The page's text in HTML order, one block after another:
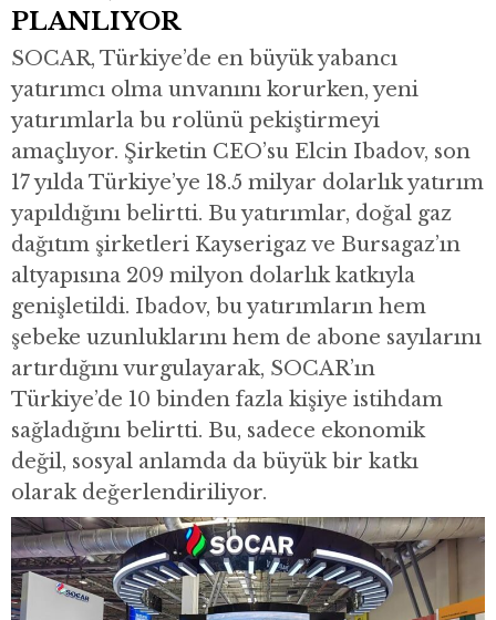
PLANLIYOR
SOCAR, Türkiye’de en büyük yabancı
yatırımcı olma unvanını korurken, yeni
yatırımlarla bu rolünü pekiştirmeyi
amaçlıyor. Şirketin CEO’su Elcin Ibadov, son
17 yılda Türkiye’ye 18.5 milyar dolarlık yatırım
yapıldığını belirtti. Bu yatırımlar, doğal gaz
dağıtım şirketleri Kayserigaz ve Bursagaz’ın
altyapısına 209 milyon dolarlık katkıyla
genişletildi. Ibadov, bu yatırımların hem
şebeke uzunluklarını hem de abone sayılarını
artırdığını vurgulayarak, SOCAR’ın
Türkiye’de 10 binden fazla kişiye istihdam
sağladığını belirtti. Bu, sadece ekonomik
değil, sosyal anlamda da büyük bir katkı
olarak değerlendiriliyor.